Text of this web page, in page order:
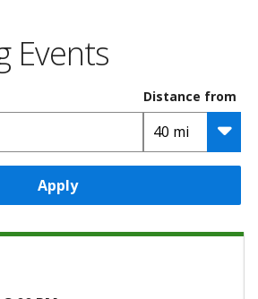
Events
Distance from
Apply